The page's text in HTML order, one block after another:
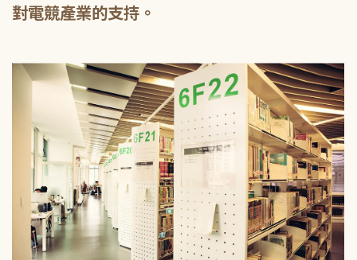
對電競產業的支持。